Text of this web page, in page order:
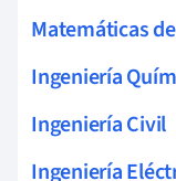
Matemáticas
Ingeniería
Ingeniería Civil
Ingeniería